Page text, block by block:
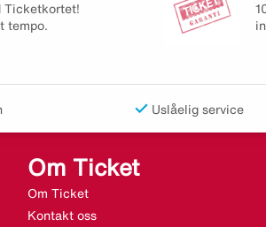
Ticketkortet!
tempo.
Uslåelig service
Om Ticket
Om Ticket
Kontakt oss